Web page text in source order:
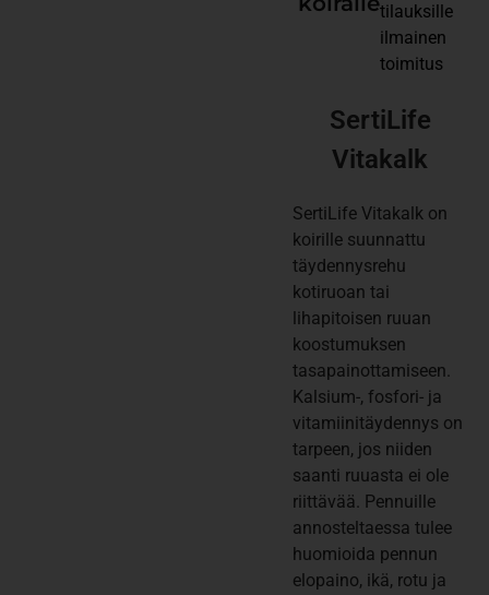
tilauksille
ilmainen
toimitus
SertiLife
Vitakalk
SertiLife Vitakalk on
koirille suunnattu
täydennysrehu
kotiruoan tai
lihapitoisen ruuan
koostumuksen
tasapainottamiseen.
Kalsium-, fosfori- ja
vitamiinitäydennys on
tarpeen, jos niiden
saanti ruuasta ei ole
riittävää. Pennuille
annosteltaessa tulee
huomioida pennun
elopaino, ikä, rotu ja